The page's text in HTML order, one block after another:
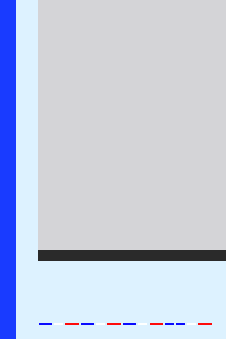
—–——–——–—–––—